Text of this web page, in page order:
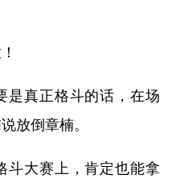
是真正格斗的话，在场
放倒章楠。
斗大赛上，肯定也能拿